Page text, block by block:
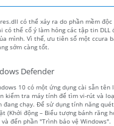
có thể xảy ra do phần mềm
có thể cố ý làm hỏng các tập tin DLL
mình. Vì thế, ưu tiên số một ccura
sớm càng tốt.
Defender
10 có một ứng dụng cài sẵn tên
kiểm tra máy tính để tìm vi-rút và
đang chạy. Để sử dụng tính năng
(Khởi động – Biểu tượng bánh răng
đến phần "Trình bảo vệ Windows".